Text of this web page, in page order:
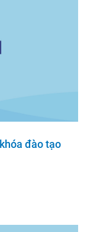
đào tạo